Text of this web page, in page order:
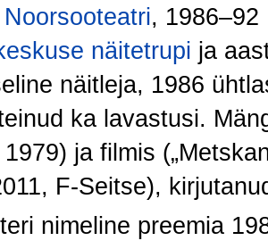
Noorsooteatri, 1986–92
näitetrupi ja
näitleja, 1986
ka lavastusi.
1979) ja filmis
F-Seitse),
nimeline preemia